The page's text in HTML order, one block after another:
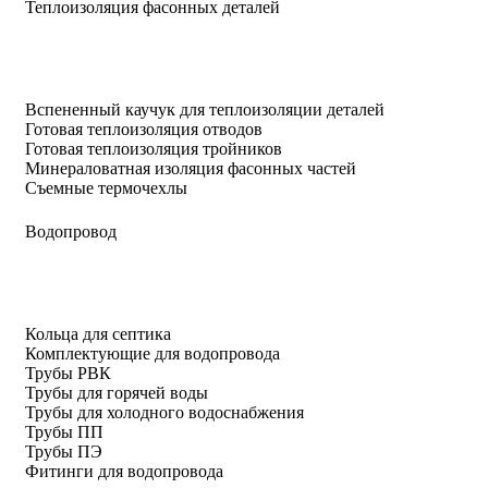
Теплоизоляция фасонных деталей
Вспененный каучук для теплоизоляции деталей
Готовая теплоизоляция отводов
Готовая теплоизоляция тройников
Минераловатная изоляция фасонных частей
Съемные термочехлы
Водопровод
Кольца для септика
Комплектующие для водопровода
Трубы РВК
Трубы для горячей воды
Трубы для холодного водоснабжения
Трубы ПП
Трубы ПЭ
Фитинги для водопровода